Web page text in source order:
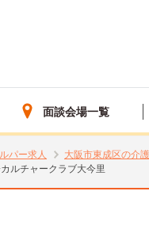
面談会場一覧
パー求人
大阪市東成区の介
ルチャークラブ大今里